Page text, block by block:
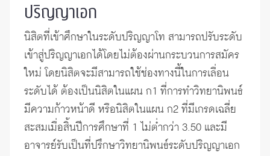
ปริญญาเอก
นิสิตที่เข้าศึกษาในระดับปริญญาโท สามารถปรับระดับ
เข้าสู่ปริญญาเอกได้โดยไม่ต้องผ่านกระบวนการสมัคร
ใหม่ โดยนิสิตจะมีสามารถใช้ช่องทางนี้ในการเลื่อน
ระดับได้ ต้องเป็นนิสิตในแผน ก1 ที่การทำวิทยานิพนธ์
มีความก้าวหน้าดี หรือนิสิตในแผน ก2 ที่มีเกรดเฉลี่ย
สะสมเมื่อสิ้นปีการศึกษาที่ 1 ไม่ต่ำกว่า 3.50 และมี
อาจารย์รับเป็นที่ปรึกษาวิทยานิพนธ์ระดับปริญญาเอก